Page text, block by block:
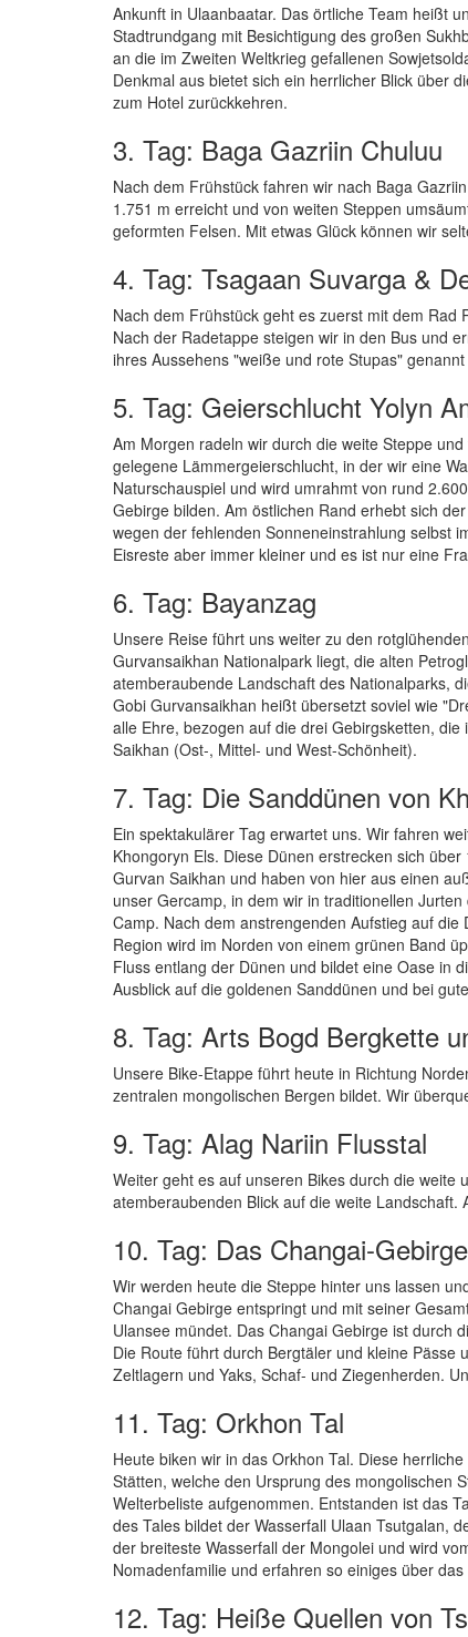
Ankunft in Ulaanbaatar. Das örtliche Team heißt
Stadtrundgang mit Besichtigung des großen
an die im Zweiten Weltkrieg gefallenen
Denkmal aus bietet sich ein herrlicher Blick über
zum Hotel zurückkehren.
3. Tag: Baga Gazriin Chuluu
Nach dem Frühstück fahren wir nach Baga
1.751 m erreicht und von weiten Steppen
geformten Felsen. Mit etwas Glück können wir
4. Tag: Tsagaan Suvarga &
Nach dem Frühstück geht es zuerst mit dem
Nach der Radetappe steigen wir in den Bus und
ihres Aussehens "weiße und rote Stupas"
5. Tag: Geierschlucht Yolyn
Am Morgen radeln wir durch die weite Steppe
gelegene Lämmergeierschlucht, in der wir eine
Naturschauspiel und wird umrahmt von rund
Gebirge bilden. Am östlichen Rand erhebt sich
wegen der fehlenden Sonneneinstrahlung selbst
Eisreste aber immer kleiner und es ist nur eine
6. Tag: Bayanzag
Unsere Reise führt uns weiter zu den
Gurvansaikhan Nationalpark liegt, die alten
atemberaubende Landschaft des Nationalparks,
Gobi Gurvansaikhan heißt übersetzt soviel wie
alle Ehre, bezogen auf die drei Gebirgsketten,
Saikhan (Ost-, Mittel- und West-Schönheit).
7. Tag: Die Sanddünen von
Ein spektakulärer Tag erwartet uns. Wir fahren
Khongoryn Els. Diese Dünen erstrecken sich
Gurvan Saikhan und haben von hier aus einen
unser Gercamp, in dem wir in traditionellen
Camp. Nach dem anstrengenden Aufstieg auf
Region wird im Norden von einem grünen Band
Fluss entlang der Dünen und bildet eine Oase in
Ausblick auf die goldenen Sanddünen und bei
8. Tag: Arts Bogd Bergkette
Unsere Bike-Etappe führt heute in Richtung
zentralen mongolischen Bergen bildet. Wir
9. Tag: Alag Nariin Flusstal
Weiter geht es auf unseren Bikes durch die weite
atemberaubenden Blick auf die weite
10. Tag: Das Changai-
Wir werden heute die Steppe hinter uns lassen
Changai Gebirge entspringt und mit seiner
Ulansee mündet. Das Changai Gebirge ist durch
Die Route führt durch Bergtäler und kleine
Zeltlagern und Yaks, Schaf- und Ziegenherden.
11. Tag: Orkhon Tal
Heute biken wir in das Orkhon Tal. Diese
Stätten, welche den Ursprung des mongolischen
Welterbeliste aufgenommen. Entstanden ist das
des Tales bildet der Wasserfall Ulaan Tsutgalan,
der breiteste Wasserfall der Mongolei und wird
Nomadenfamilie und erfahren so einiges über
12. Tag: Heiße Quellen von